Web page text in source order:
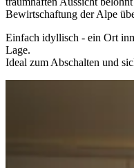
Bewirtschaftung der
Einfach idyllisch - ein Ort
Lage.
Ideal zum Abschalten und